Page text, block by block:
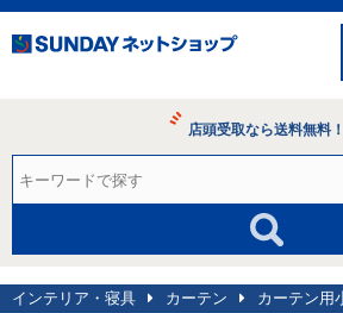
店頭受取なら送料無料！
インテリア・寝具 カーテン カーテン用